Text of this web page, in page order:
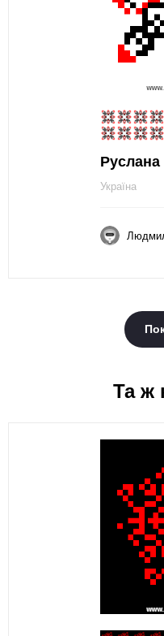
Руслана
Україна
Та ж